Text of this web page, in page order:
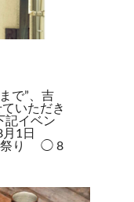
で”、吉
いただき
記イベン
1日
祭り ◯ 8